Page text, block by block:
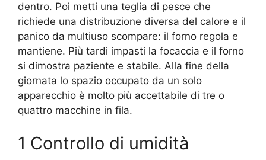
dentro. Poi metti una teglia di pesce che
richiede una distribuzione diversa del calore e il
panico da multiuso scompare: il forno regola e
mantiene. Più tardi impasti la focaccia e il forno
si dimostra paziente e stabile. Alla fine della
giornata lo spazio occupato da un solo
apparecchio è molto più accettabile di tre o
quattro macchine in fila.
1 Controllo di umidità